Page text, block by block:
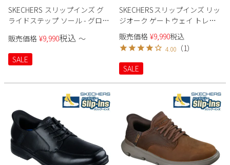
SKECHERS スリップインズ グ
ライドステップ ソール - グロー
販売価格 ¥9,990税込 〜
SALE
SKECHERSスリップインズ リッ
ジオーク ゲートウェイ トレイ
ル 237788 メンズ スニーカー
販売価格 ¥9,990税込
4.00 （1）
SALE